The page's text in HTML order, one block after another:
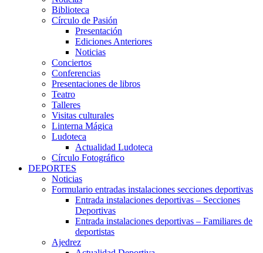
Biblioteca
Círculo de Pasión
Presentación
Ediciones Anteriores
Noticias
Conciertos
Conferencias
Presentaciones de libros
Teatro
Talleres
Visitas culturales
Linterna Mágica
Ludoteca
Actualidad Ludoteca
Círculo Fotográfico
DEPORTES
Noticias
Formulario entradas instalaciones secciones deportivas
Entrada instalaciones deportivas – Secciones
Deportivas
Entrada instalaciones deportivas – Familiares de
deportistas
Ajedrez